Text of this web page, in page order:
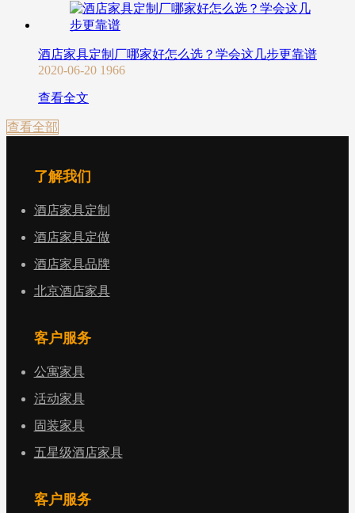
酒店家具定制厂哪家好怎么选？学会这几步更靠谱
2020-06-20 1966
查看全文
查看全部
了解我们
酒店家具定制
酒店家具定做
酒店家具品牌
北京酒店家具
客户服务
公寓家具
活动家具
固装家具
五星级酒店家具
客户服务